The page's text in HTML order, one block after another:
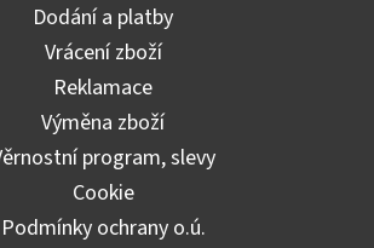
Dodání a platby
Vrácení zboží
Reklamace
Výměna zboží
program, slevy
Cookie
Podmínky ochrany o.ú.